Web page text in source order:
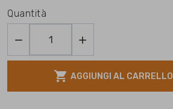
Quantità
 
 AGGIUNGI AL CARRELLO